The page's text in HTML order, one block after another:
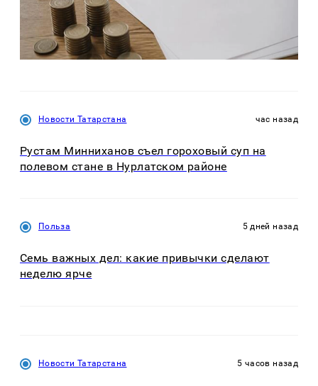
Новости Татарстана час назад
Рустам Минниханов съел гороховый суп на
полевом стане в Нурлатском районе
Польза 5 дней назад
Семь важных дел: какие привычки сделают
неделю ярче
Новости Татарстана 5 часов назад